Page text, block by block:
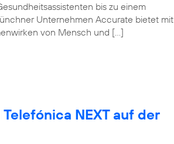
bis zu einem
Unternehmen Accurate bietet mit
von Mensch und […]
NEXT auf der